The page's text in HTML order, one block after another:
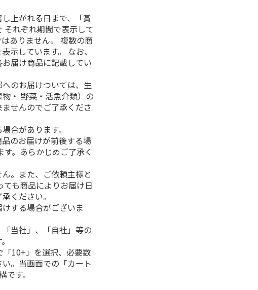
上がれる日まで、「賞
それぞれ期間で表示して
ありません。 複数の商
示しています。 なお、
届け商品に記載してい
のお届けついては、生
・ 野菜・活魚介類）の
せんのでご了承くださ
合があります。
のお届けが前後する場
。あらかじめご了承く
。また、ご依頼主様と
も商品によりお届け日
ください。
する場合がございま
当社」、「自社」等の
10+」を選択、必要数
。当画面での「カート
す。